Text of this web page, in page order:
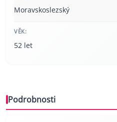
Moravskoslezský
VĚK:
52 let
Podrobnosti